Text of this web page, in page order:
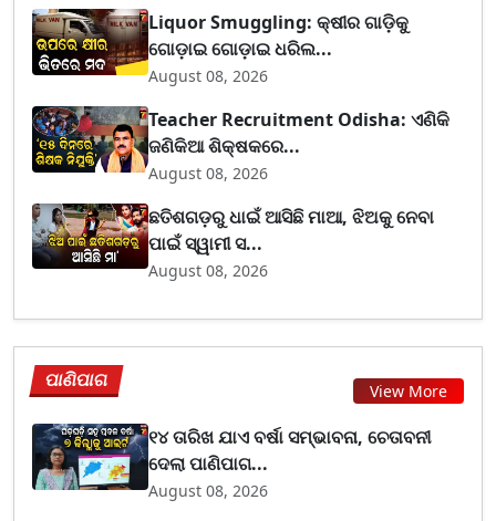
Liquor Smuggling: କ୍ଷୀର ଗାଡ଼ିକୁ
ଗୋଡ଼ାଇ ଗୋଡ଼ାଇ ଧରିଲ...
August 08, 2026
Teacher Recruitment Odisha: ଏଣିକି
ଜଣିକିଆ ଶିକ୍ଷକରେ...
August 08, 2026
ଛତିଶଗଡ଼ରୁ ଧାଇଁ ଆସିଛି ମାଆ, ଝିଅକୁ ନେବା
ପାଇଁ ସ୍ୱାମୀ ସ...
August 08, 2026
ପାଣିପାଗ View More
୧୪ ତାରିଖ ଯାଏ ବର୍ଷା ସମ୍ଭାବନା, ଚେତାବନୀ
ଦେଲା ପାଣିପାଗ...
August 08, 2026